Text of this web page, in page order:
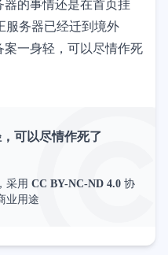
的事情还是在首页挂
服务器已经迁到境外
一身轻，可以尽情作死
可以尽情作死了
采用 CC BY-NC-ND 4.0 协
业用途